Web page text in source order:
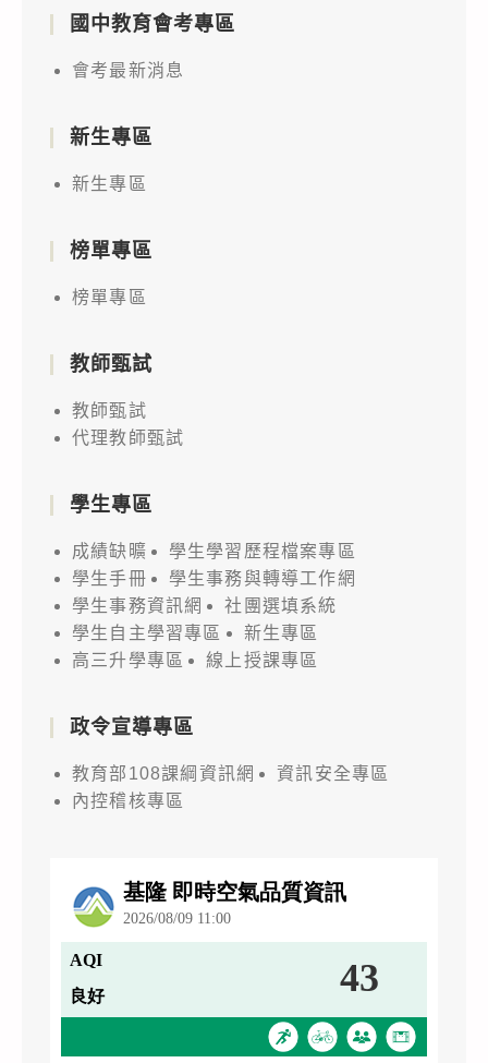
國中教育會考專區
會考最新消息
新生專區
新生專區
榜單專區
榜單專區
教師甄試
教師甄試
代理教師甄試
學生專區
成績缺曠
學生學習歷程檔案專區
學生手冊
學生事務與轉導工作網
學生事務資訊網
社團選填系統
學生自主學習專區
新生專區
高三升學專區
線上授課專區
政令宣導專區
教育部108課綱資訊網
資訊安全專區
內控稽核專區